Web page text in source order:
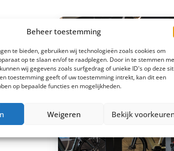
Beheer toestemming
te bieden, gebruiken wij technologieën zoals cookies om
op te slaan en/of te raadplegen. Door in te stemmen
wij gegevens zoals surfgedrag of unieke ID's op deze
toestemming geeft of uw toestemming intrekt, kan dit een
op bepaalde functies en mogelijkheden.
Weigeren Bekijk
doet of
meer